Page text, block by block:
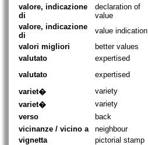
valore, indicazione
di
declaration of
value
valore, indicazione
di
value indication
valori migliori
better values
valutato
expertised
valutato
expertised
variet�
variety
variet�
variety
verso
back
vicinanze / vicino a
neighbour
vignetta
pictorial stamp